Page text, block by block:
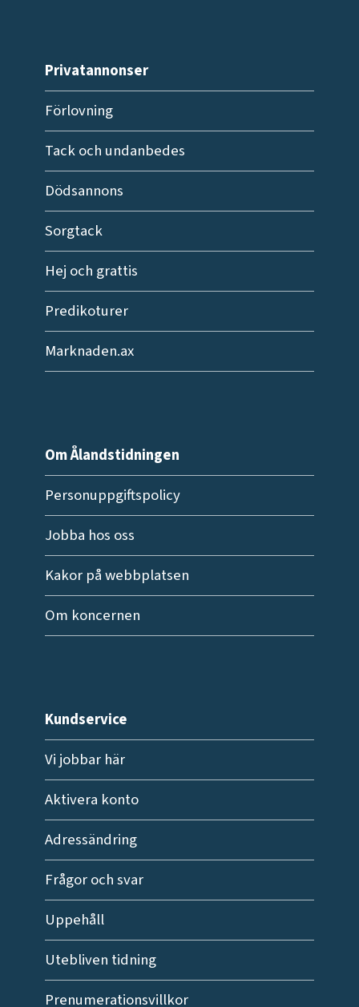
Privatannonser
Förlovning
Tack och undanbedes
Dödsannons
Sorgtack
Hej och grattis
Predikoturer
Marknaden.ax
Om Ålandstidningen
Personuppgiftspolicy
Jobba hos oss
Kakor på webbplatsen
Om koncernen
Kundservice
Vi jobbar här
Aktivera konto
Adressändring
Frågor och svar
Uppehåll
Utebliven tidning
Prenumerationsvillkor